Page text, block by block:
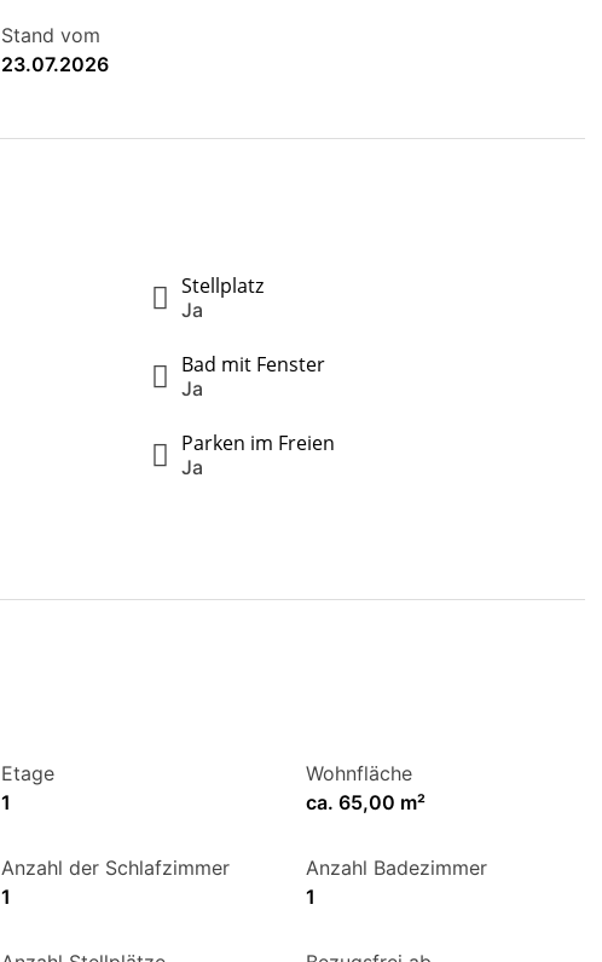
Stand vom
23.07.2026
Stellplatz
Ja
Bad mit Fenster
Ja
Parken im Freien
Ja
Etage
1
Wohnfläche
ca. 65,00 m²
Anzahl der Schlafzimmer
1
Anzahl Badezimmer
1